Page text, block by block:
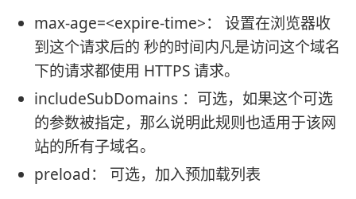
max-age=<expire-time>： 设置在浏览器收
到这个请求后的 秒的时间内凡是访问这个域名
下的请求都使用 HTTPS 请求。
includeSubDomains ：可选，如果这个可选
的参数被指定，那么说明此规则也适用于该网
站的所有子域名。
preload： 可选，加入预加载列表